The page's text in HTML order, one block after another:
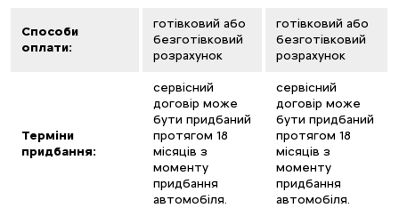
готівковий або
безготівковий
розрахунок
готівковий або
безготівковий
розрахунок
сервісний
договір може
бути придбаний
протягом 18
місяців з
моменту
придбання
автомобіля.
сервісний
договір може
бути придбаний
протягом 18
місяців з
моменту
придбання
автомобіля.
Способи
оплати:
Терміни
придбання: